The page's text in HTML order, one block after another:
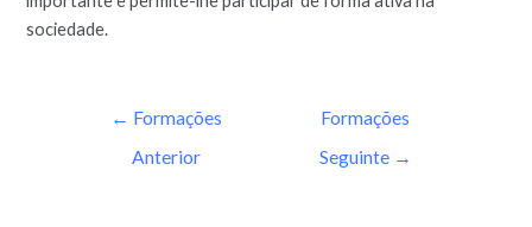
sociedade.
← Formações
Anterior
Formações
Seguinte →